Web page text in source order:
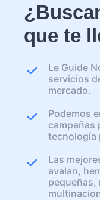
que te
Le Guide
servicios
mercado.
Podemos
campañas
tecnología
Las
avalan,
pequeñas,